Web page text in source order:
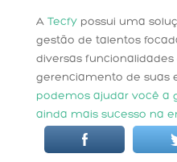
A Tecfypossui uma
gestão de talentos
diversas
gerenciamento de suas
podemos ajudar você a
ainda mais sucesso na